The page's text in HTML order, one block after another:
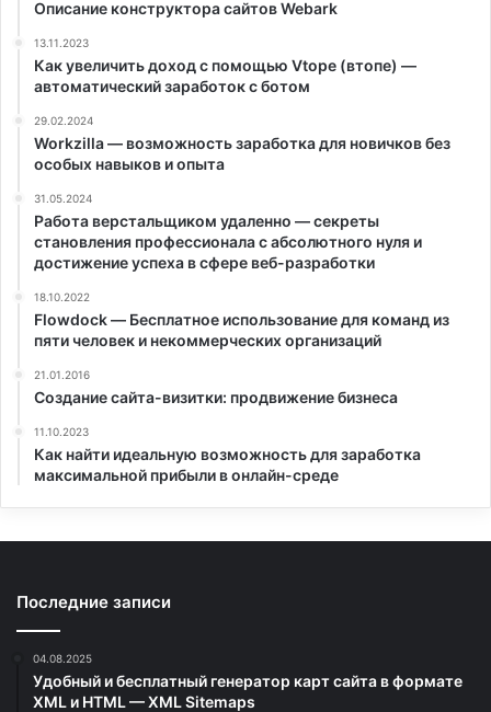
Описание конструктора сайтов Webark
13.11.2023
Как увеличить доход с помощью Vtope (втопе) —
автоматический заработок с ботом
29.02.2024
Workzilla — возможность заработка для новичков без
особых навыков и опыта
31.05.2024
Работа верстальщиком удаленно — секреты
становления профессионала с абсолютного нуля и
достижение успеха в сфере веб-разработки
18.10.2022
Flowdock — Бесплатное использование для команд из
пяти человек и некоммерческих организаций
21.01.2016
Создание сайта-визитки: продвижение бизнеса
11.10.2023
Как найти идеальную возможность для заработка
максимальной прибыли в онлайн-среде
Последние записи
04.08.2025
Удобный и бесплатный генератор карт сайта в формате
XML и HTML — XML Sitemaps